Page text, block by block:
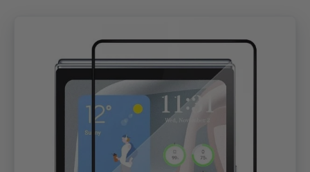
Hoppa till produktinformation